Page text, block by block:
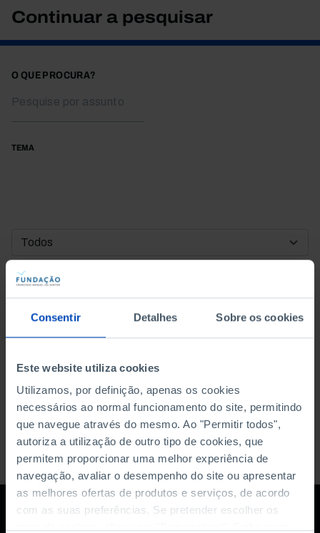
Consentir Detalhes Sobre os cookies
Este website utiliza cookies
Utilizamos, por definição, apenas os cookies
necessários ao normal funcionamento do site, permitindo
que navegue através do mesmo. Ao "Permitir todos",
autoriza a utilização de outro tipo de cookies, que
permitem proporcionar uma melhor experiência de
navegação, avaliar o desempenho do site ou apresentar
as melhores ofertas de produtos e serviços, de acordo
com as suas preferências. Se pretender escolher os
Continuar a pesquisar
O QUE PROCURA?
TEMA
DATA DE INÍCIO
DATA DE FIM